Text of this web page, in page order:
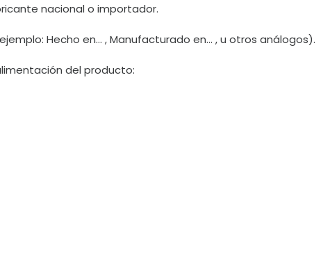
nacional o importador.
Hecho en… , Manufacturado en… , u otros análogos).
del producto: